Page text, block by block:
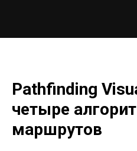
Pathfinding
четыре
маршрутов